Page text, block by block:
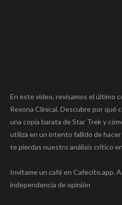
En este video, revisamos el último
Rexona Clinical. Descubre por qué
una copia barata de Star Trek y
utiliza en un intento fallido de
te pierdas nuestro análisis crítico
Invitame un café en Cafecito.app.
independencia de opinión